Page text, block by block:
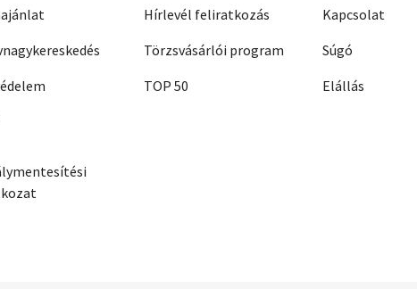
Hírlevél feliratkozás
Törzsvásárlói program
TOP 50
Kapcsolat
Súgó
Elállás